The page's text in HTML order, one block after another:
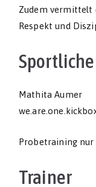
Zudem vermittelt
Respekt und
Mathita Aumer
Probetraining nur
Trainer